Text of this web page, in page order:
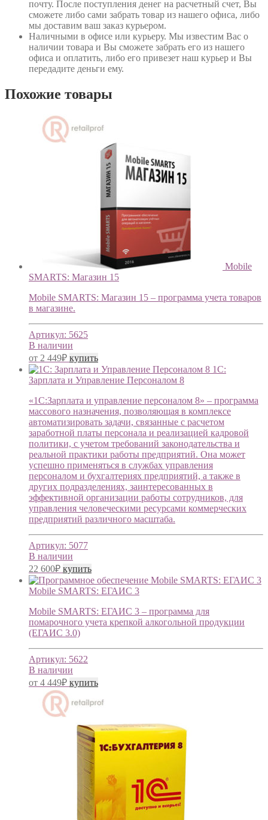
почту. После поступления денег на расчетный счет, Вы
сможете либо сами забрать товар из нашего офиса, либо
мы доставим ваш заказ курьером.
Наличными в офисе или курьеру. Мы известим Вас о
наличии товара и Вы сможете забрать его из нашего
офиса и оплатить, либо его привезет наш курьер и Вы
передадите деньги ему.
Похожие товары
Mobile
SMARTS: Магазин 15
Mobile SMARTS: Магазин 15 – программа учета товаров
в магазине.
Артикул: 5625
В наличии
от 2 449₽ купить
1С:
Зарплата и Управление Персоналом 8
«1С:Зарплата и управление персоналом 8» – программа
массового назначения, позволяющая в комплексе
автоматизировать задачи, связанные с расчетом
заработной платы персонала и реализацией кадровой
политики, с учетом требований законодательства и
реальной практики работы предприятий. Она может
успешно применяться в службах управления
персоналом и бухгалтериях предприятий, а также в
других подразделениях, заинтересованных в
эффективной организации работы сотрудников, для
управления человеческими ресурсами коммерческих
предприятий различного масштаба.
Артикул: 5077
В наличии
22 600₽ купить
Mobile SMARTS: ЕГАИС 3
Mobile SMARTS: ЕГАИС 3 – программа для
помарочного учета крепкой алкогольной продукции
(ЕГАИС 3.0)
Артикул: 5622
В наличии
от 4 449₽ купить